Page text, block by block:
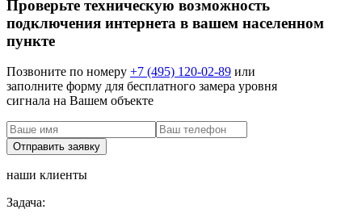
Проверьте техническую возможность
подключения интернета в вашем населенном
пункте
Позвоните по номеру +7 (495) 120-02-89 или
заполните форму для бесплатного замера уровня
сигнала на Вашем объекте
наши клиенты
Задача: